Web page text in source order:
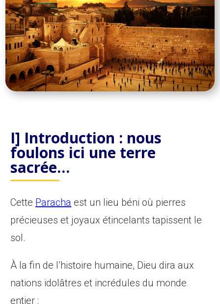
I] Introduction : nous
foulons ici une terre
sacrée…
Cette Paracha est un lieu béni où pierres
précieuses et joyaux étincelants tapissent le
sol.
À la fin de l’histoire humaine, Dieu dira aux
nations idolâtres et incrédules du monde
entier :